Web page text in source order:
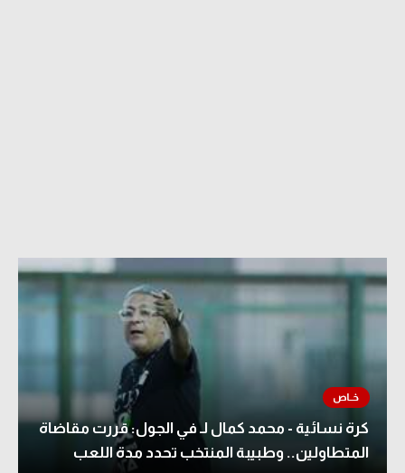
كرة نسائية - محمد كمال لـ في الجول: قررت مقاضاة
المتطاولين.. وطبيبة المنتخب تحدد مدة اللعب